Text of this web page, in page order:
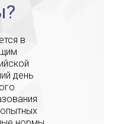
в
день